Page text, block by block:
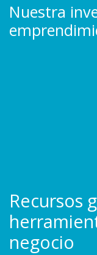
Nuestra
Recursos
negocio